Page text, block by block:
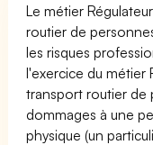
Le métier
routier de
les risques
l'exercice du métier
transport routier de
dommages à une
physique (un